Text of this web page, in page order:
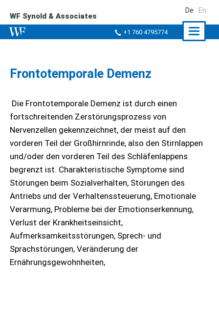
WF Synold & Associates
+1 760 4795774
De En
Frontotemporale Demenz
Die Frontotemporale Demenz ist durch einen
fortschreitenden Zerstörungsprozess von
Nervenzellen gekennzeichnet, der meist auf den
vorderen Teil der Großhirnrinde, also den Stirnlappen
und/oder den vorderen Teil des Schläfenlappens
begrenzt ist. Charakteristische Symptome sind
Störungen beim Sozialverhalten, Störungen des
Antriebs und der Verhaltenssteuerung, Emotionale
Verarmung, Probleme bei der Emotionserkennung,
Verlust der Krankheitseinsicht,
Aufmerksamkeitsstörungen, Sprech- und
Sprachstörungen, Veränderung der
Ernährungsgewohnheiten,